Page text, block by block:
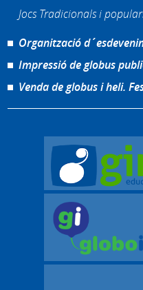
Jocs Tradicionals i
Organització
Impressió de globus
Venda de globus i heli.